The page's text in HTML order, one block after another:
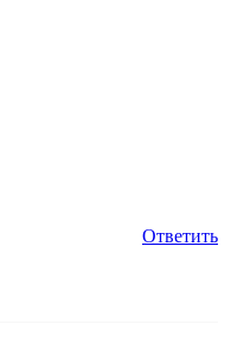
Ответить